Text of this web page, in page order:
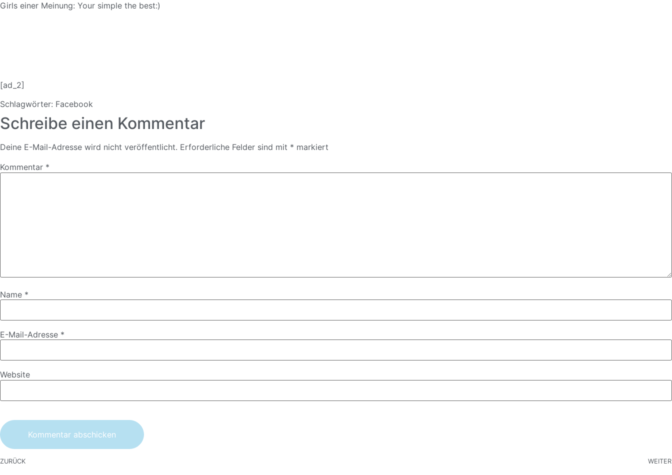
Girls einer Meinung: Your simple the best:)
[ad_2]
Schlagwörter: Facebook
Schreibe einen Kommentar
Deine E-Mail-Adresse wird nicht veröffentlicht. Erforderliche Felder sind mit * markiert
Kommentar *
Name *
E-Mail-Adresse *
Website
ZURÜCK WEITER